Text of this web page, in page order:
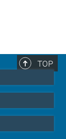
TOP